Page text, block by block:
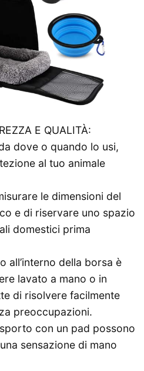
E QUALITÀ:
dove o quando lo usi,
al tuo animale
le dimensioni del
e di riservare uno spazio
domestici prima
all’interno della borsa è
lavato a mano o in
di risolvere facilmente
preoccupazioni.
con un pad possono
sensazione di mano